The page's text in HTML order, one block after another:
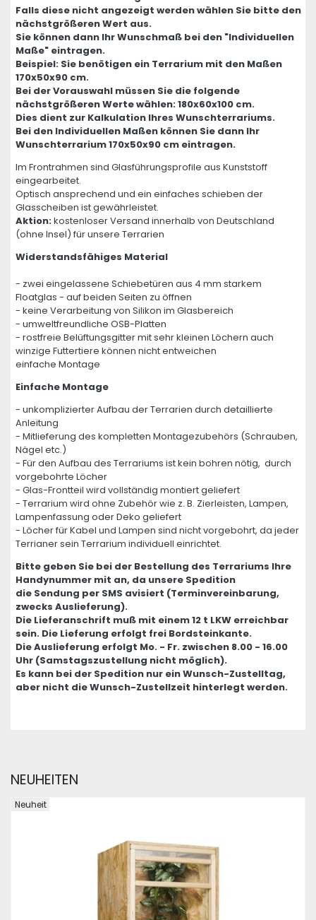
Falls diese nicht angezeigt werden wählen Sie bitte den
nächstgrößeren Wert aus.
Sie können dann Ihr Wunschmaß bei den "Individuellen
Maße" eintragen.
Beispiel: Sie benötigen ein Terrarium mit den Maßen
170x50x90 cm.
Bei der Vorauswahl müssen Sie die folgende
nächstgrößeren Werte wählen: 180x60x100 cm.
Dies dient zur Kalkulation Ihres Wunschterrariums.
Bei den Individuellen Maßen können Sie dann Ihr
Wunschterrarium 170x50x90 cm eintragen.
Im Frontrahmen sind Glasführungsprofile aus Kunststoff
eingearbeitet.
Optisch ansprechend und ein einfaches schieben der
Glasscheiben ist gewährleistet.
Aktion:kostenloser Versand innerhalb von Deutschland
(ohne Insel) für unsere Terrarien
Widerstandsfähiges Material
- zwei eingelassene Schiebetüren aus 4 mm starkem
Floatglas - auf beiden Seiten zu öffnen
- keine Verarbeitung von Silikon im Glasbereich
- umweltfreundliche OSB-Platten
- rostfreie Belüftungsgitter mit sehr kleinen Löchern auch
winzige Futtertiere können nicht entweichen
einfache Montage
Einfache Montage
- unkomplizierter Aufbau der Terrarien durch detaillierte
Anleitung
- Mitlieferung des kompletten Montagezubehörs (Schrauben,
Nägel etc.)
- Für den Aufbau des Terrariums ist kein bohren nötig, durch
vorgebohrte Löcher
- Glas-Frontteil wird vollständig montiert geliefert
- Terrarium wird ohne Zubehör wie z. B. Zierleisten, Lampen,
Lampenfassung oder Deko geliefert
- Löcher für Kabel und Lampen sind nicht vorgebohrt, da jeder
Terrianer sein Terrarium individuell einrichtet.
Bitte geben Sie bei der Bestellung des Terrariums Ihre
Handynummer mit an, da unsere Spedition
die Sendung per SMS avisiert (Terminvereinbarung,
zwecks Auslieferung).
Die Lieferanschrift muß mit einem 12 t LKW erreichbar
sein. Die Lieferung erfolgt frei Bordsteinkante.
Die Auslieferung erfolgt Mo. - Fr. zwischen 8.00 - 16.00
Uhr (Samstagszustellung nicht möglich).
Es kann bei der Spedition nur ein Wunsch-Zustelltag,
aber nicht die Wunsch-Zustellzeit hinterlegt werden.
NEUHEITEN
Neuheit